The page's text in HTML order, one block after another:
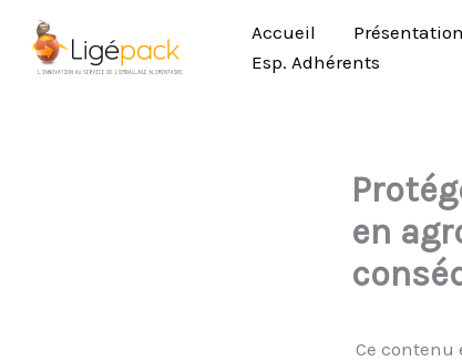
contenu
Accueil Présentation
Esp. Adhérents
en
Ce contenu